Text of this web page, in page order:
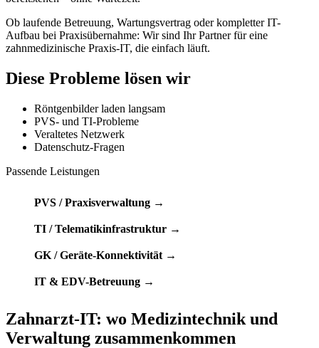
Ob laufende Betreuung, Wartungsvertrag oder kompletter IT-
Aufbau bei Praxisübernahme: Wir sind Ihr Partner für eine
zahnmedizinische Praxis-IT, die einfach läuft.
Diese Probleme lösen wir
Röntgenbilder laden langsam
PVS- und TI-Probleme
Veraltetes Netzwerk
Datenschutz-Fragen
Passende Leistungen
PVS / Praxisverwaltung →
TI / Telematikinfrastruktur →
GK / Geräte-Konnektivität →
IT & EDV-Betreuung →
Zahnarzt-IT: wo Medizintechnik und
Verwaltung zusammenkommen